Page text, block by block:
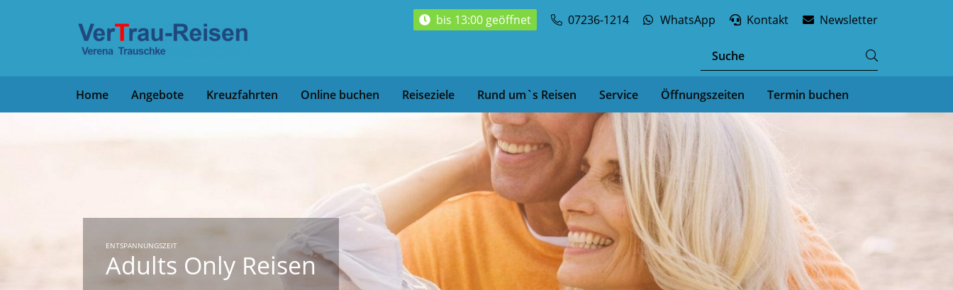
bis 13:00 geöffnet 07236-1214 WhatsApp Kontakt Newsletter
Home Angebote Kreuzfahrten Online buchen Reiseziele Rund um`s Reisen Service Öffnungszeiten Termin buchen
ENTSPANNUNGSZEIT
Adults Only Reisen